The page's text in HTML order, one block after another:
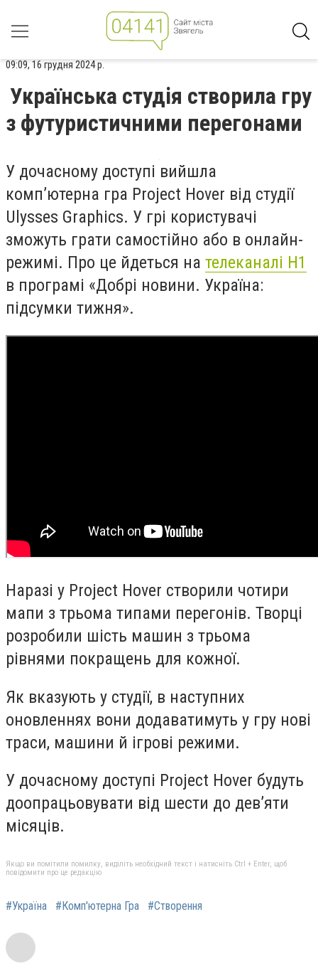
09:09, 16 грудня 2024 р.
Українська студія створила гру
з футуристичними перегонами
У дочасному доступі вийшла
комп’ютерна гра Project Hover від студії
Ulysses Graphics. У грі користувачі
зможуть грати самостійно або в онлайн-
режимі. Про це йдеться на телеканалі Н1
в програмі «Добрі новини. Україна:
підсумки тижня».
Наразі у Project Hover створили чотири
мапи з трьома типами перегонів. Творці
розробили шість машин з трьома
рівнями покращень для кожної.
Як вказують у студії, в наступних
оновленнях вони додаватимуть у гру нові
траси, машини й ігрові режими.
У дочасному доступі Project Hover будуть
доопрацьовувати від шести до дев’яти
місяців.
Якщо ви помітили помилку, виділіть необхідний текст і натисніть Ctrl + Enter, щоб
повідомити про це редакцію
#Україна #Комп'ютерна Гра #Створення